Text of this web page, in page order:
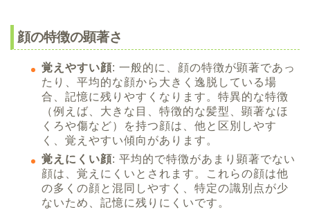
顔の特徴の顕著さ
覚えやすい顔: 一般的に、顔の特徴が顕著であっ
たり、平均的な顔から大きく逸脱している場
合、記憶に残りやすくなります。特異的な特徴
（例えば、大きな目、特徴的な髪型、顕著なほ
くろや傷など）を持つ顔は、他と区別しやす
く、覚えやすい傾向があります。
覚えにくい顔: 平均的で特徴があまり顕著でない
顔は、覚えにくいとされます。これらの顔は他
の多くの顔と混同しやすく、特定の識別点が少
ないため、記憶に残りにくいです。